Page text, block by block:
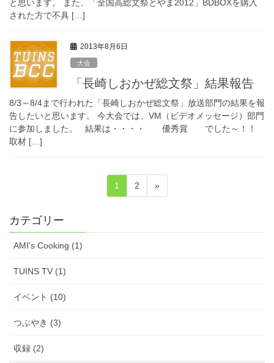
と思います。 また、「全国高総文祭とやま2012」BDBOXを購入
された方で不具 […]
2013年8月6日
大会
「長崎しおかぜ総文祭」結果報告
8/3～8/4まで行われた「長崎しおかぜ総文祭」放送部門の結果を報
告したいと思います。 今大会では、VM（ビデオメッセージ）部門
に参加しました。 結果は・・・・ 優秀賞 でした～！！
取材 […]
ナ
ビ
ゲ
ー
シ
ン
ペ
ー
1
ペ
ー
2 »
カテゴリー
AMI's Cooking (1)
TUINS TV (1)
イベント (10)
つぶやき (3)
収録 (2)